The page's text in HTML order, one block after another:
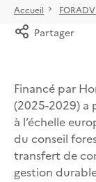
Accueil
Partager
Financé par
(2025-2029) a
à l’échelle
du conseil
transfert de
gestion